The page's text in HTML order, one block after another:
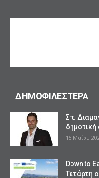
ΔΗΜΟΦΙΛΕΣΤΕΡΑ
Σπ.
δημοτική
15 Μαΐου
Down to
Τετάρτη